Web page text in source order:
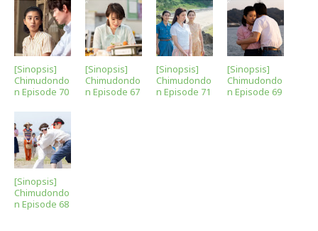
[Sinopsis]
Chimudondo
n Episode 70
[Sinopsis]
Chimudondo
n Episode 67
[Sinopsis]
Chimudondo
n Episode 71
[Sinopsis]
Chimudondo
n Episode 69
[Sinopsis]
Chimudondo
n Episode 68